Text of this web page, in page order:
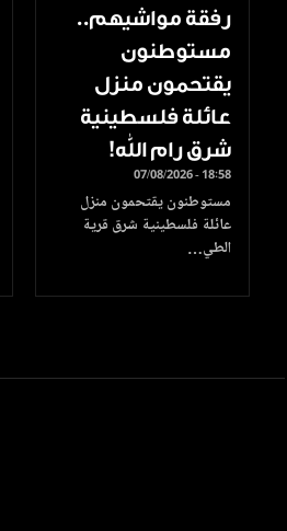
رفقة مواشيهم..
مستوطنون
يقتحمون منزل
عائلة فلسطينية
شرق رام الله!
07/08/2026 - 18:58
مستوطنون يقتحمون منزل
عائلة فلسطينية شرق قرية
الطي…